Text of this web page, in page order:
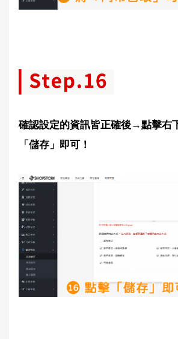
確認設定的資訊皆正確後→點擊右
「儲存」即可！